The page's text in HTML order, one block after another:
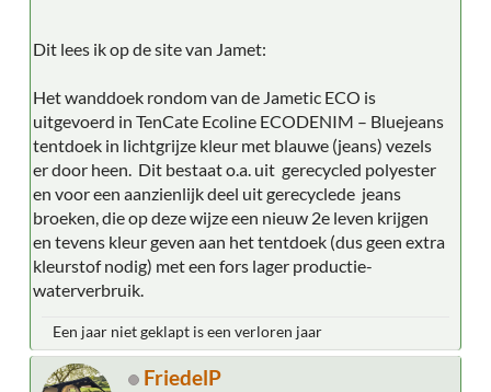
Dit lees ik op de site van Jamet:
Het wanddoek rondom van de Jametic ECO is
uitgevoerd in TenCate Ecoline ECODENIM – Bluejeans
tentdoek in lichtgrijze kleur met blauwe (jeans) vezels
er door heen. Dit bestaat o.a. uit gerecycled polyester
en voor een aanzienlijk deel uit gerecyclede jeans
broeken, die op deze wijze een nieuw 2e leven krijgen
en tevens kleur geven aan het tentdoek (dus geen extra
kleurstof nodig) met een fors lager productie-
waterverbruik.
Een jaar niet geklapt is een verloren jaar
FriedelP